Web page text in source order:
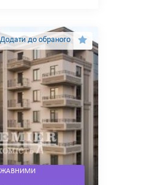
Додати до обраного